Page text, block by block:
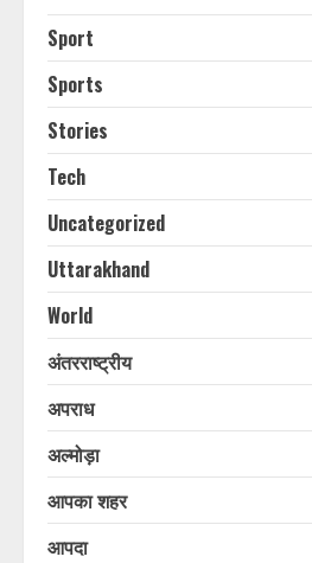
Sport
Sports
Stories
Tech
Uncategorized
Uttarakhand
World
अंतरराष्ट्रीय
अपराध
अल्मोड़ा
आपका शहर
आपदा